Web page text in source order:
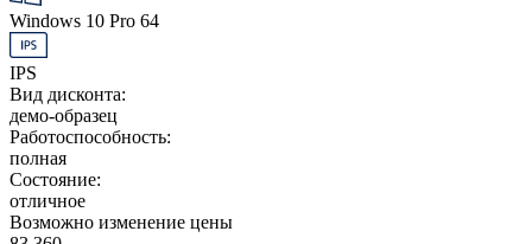
Windows 10 Pro 64
IPS
Вид дисконта:
демо-образец
Работоспособность:
полная
Состояние:
отличное
Возможно изменение цены